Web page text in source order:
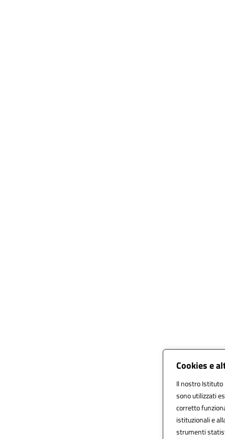
Cookies e
Il nostro
sono utilizzati
corretto
istituzionali e
strumenti